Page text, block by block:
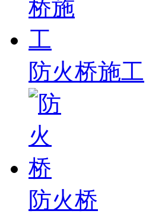
防火桥施工
防火桥